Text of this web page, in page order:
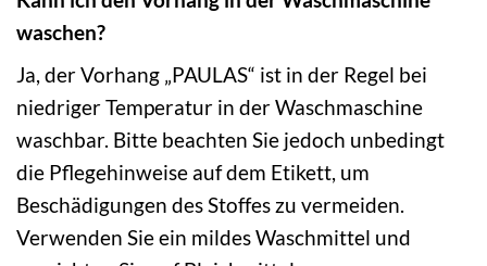
waschen?
Ja, der Vorhang „PAULAS“ ist in der Regel bei
niedriger Temperatur in der Waschmaschine
waschbar. Bitte beachten Sie jedoch unbedingt
die Pflegehinweise auf dem Etikett, um
Beschädigungen des Stoffes zu vermeiden.
Verwenden Sie ein mildes Waschmittel und